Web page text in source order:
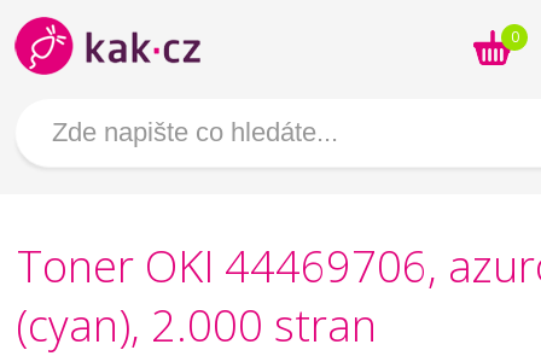
0
Toner OKI 44469706,
(cyan), 2.000 stran